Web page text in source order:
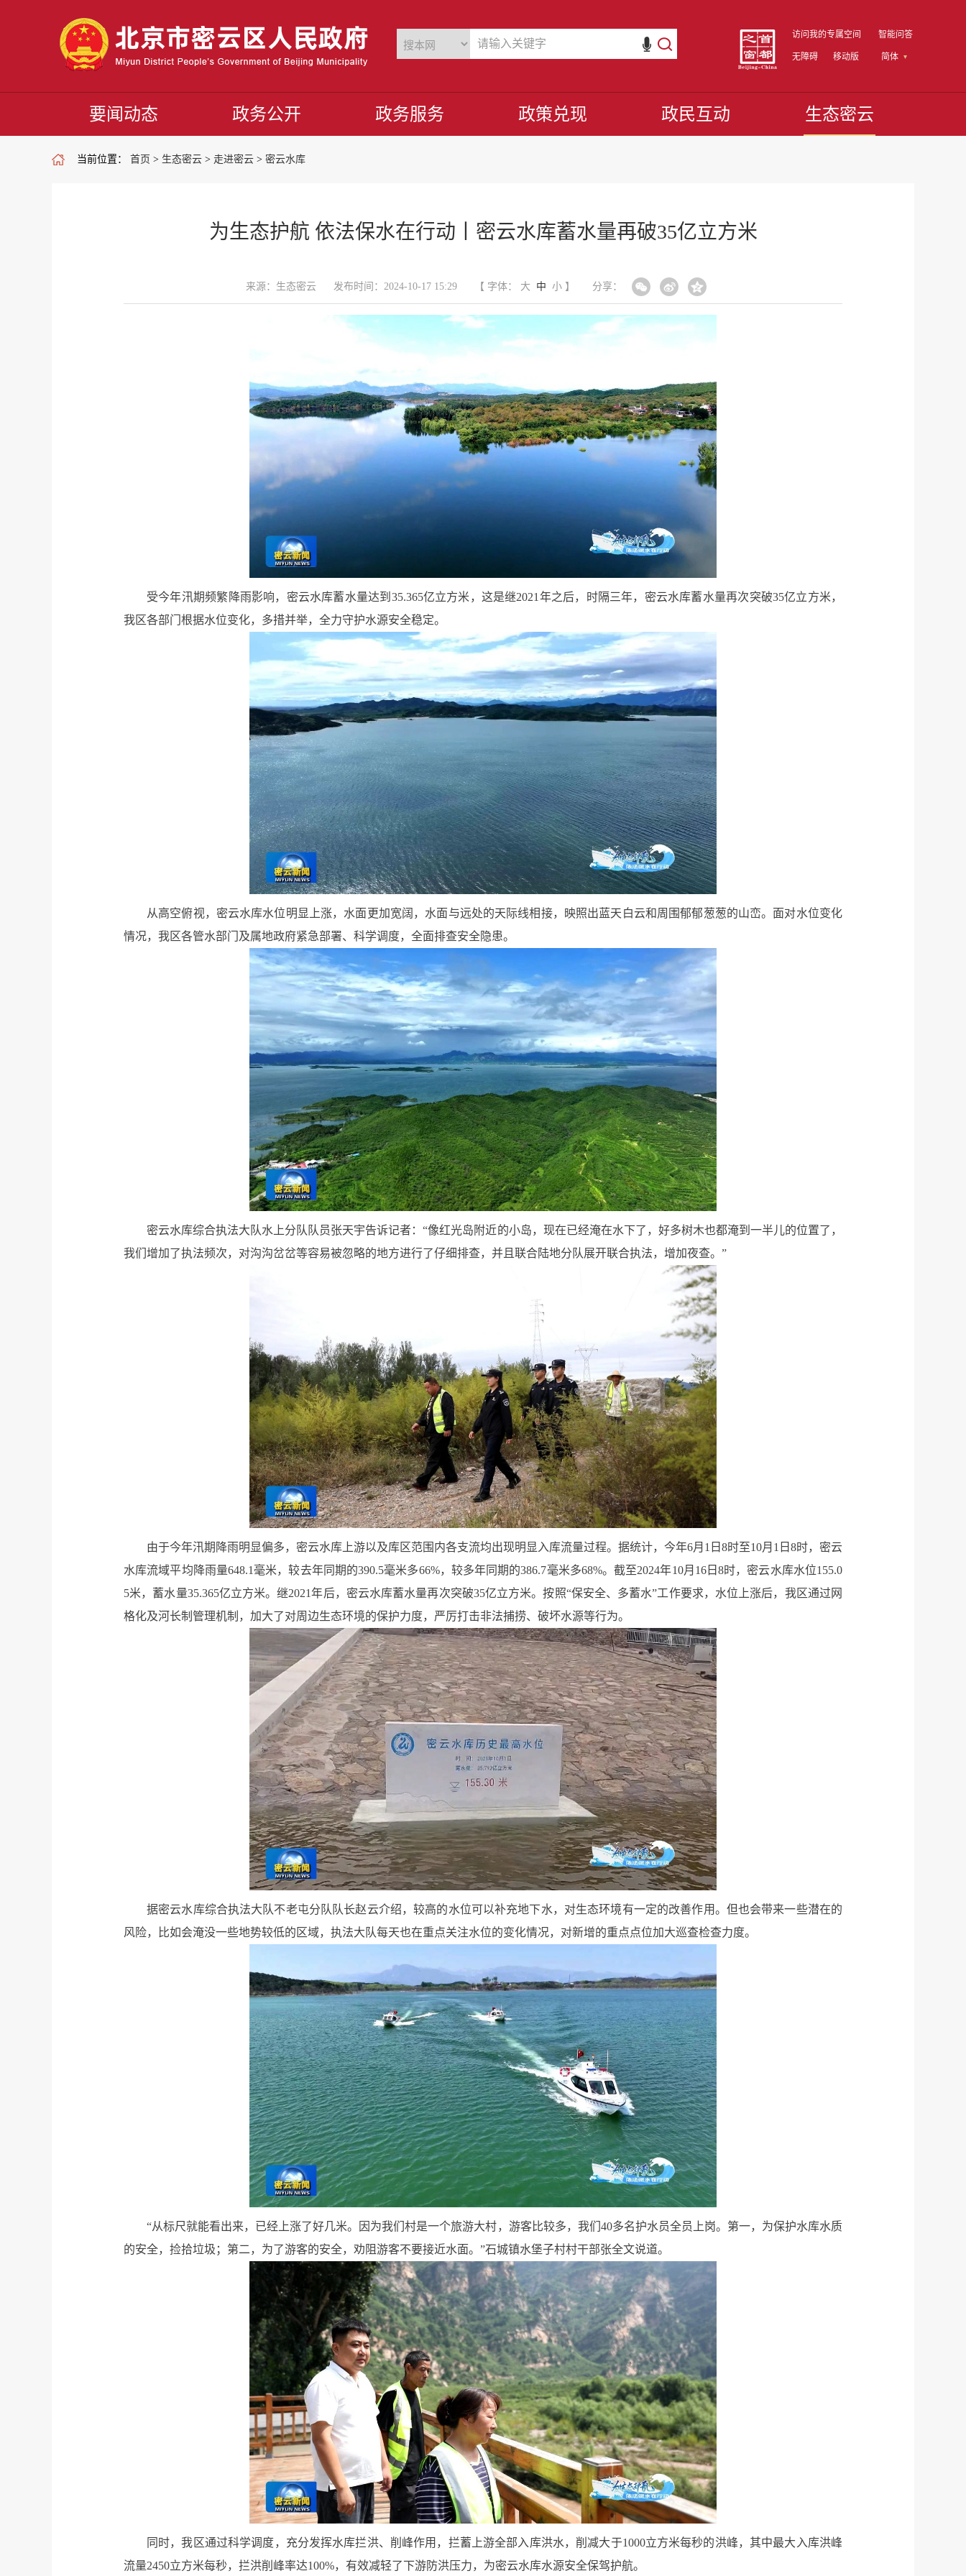
访问我的专属空间 智能问答
无障碍 移动版 简体
要闻动态 政务公开 政务服务 政策兑现 政民互动 生态密云
当前位置： 首页 > 生态密云 > 走进密云 > 密云水库
为生态护航 依法保水在行动丨密云水库蓄水量再破35亿立方米
来源：生态密云 发布时间：2024-10-17 15:29 【 字体： 大 中 小】 分享：
受今年汛期频繁降雨影响，密云水库蓄水量达到35.365亿立方米，这是继2021年之后，时隔三年，密云水库蓄水量再次突破35亿立方米，
我区各部门根据水位变化，多措并举，全力守护水源安全稳定。
从高空俯视，密云水库水位明显上涨，水面更加宽阔，水面与远处的天际线相接，映照出蓝天白云和周围郁郁葱葱的山峦。面对水位变化
情况，我区各管水部门及属地政府紧急部署、科学调度，全面排查安全隐患。
密云水库综合执法大队水上分队队员张天宇告诉记者：“像红光岛附近的小岛，现在已经淹在水下了，好多树木也都淹到一半儿的位置了，
我们增加了执法频次，对沟沟岔岔等容易被忽略的地方进行了仔细排查，并且联合陆地分队展开联合执法，增加夜查。”
由于今年汛期降雨明显偏多，密云水库上游以及库区范围内各支流均出现明显入库流量过程。据统计，今年6月1日8时至10月1日8时，密云
水库流域平均降雨量648.1毫米，较去年同期的390.5毫米多66%，较多年同期的386.7毫米多68%。截至2024年10月16日8时，密云水库水位155.0
5米，蓄水量35.365亿立方米。继2021年后，密云水库蓄水量再次突破35亿立方米。按照“保安全、多蓄水”工作要求，水位上涨后，我区通过网
格化及河长制管理机制，加大了对周边生态环境的保护力度，严厉打击非法捕捞、破坏水源等行为。
据密云水库综合执法大队不老屯分队队长赵云介绍，较高的水位可以补充地下水，对生态环境有一定的改善作用。但也会带来一些潜在的
风险，比如会淹没一些地势较低的区域，执法大队每天也在重点关注水位的变化情况，对新增的重点点位加大巡查检查力度。
“从标尺就能看出来，已经上涨了好几米。因为我们村是一个旅游大村，游客比较多，我们40多名护水员全员上岗。第一，为保护水库水质
的安全，捡拾垃圾；第二，为了游客的安全，劝阻游客不要接近水面。”石城镇水堡子村村干部张全文说道。
同时，我区通过科学调度，充分发挥水库拦洪、削峰作用，拦蓄上游全部入库洪水，削减大于1000立方米每秒的洪峰，其中最大入库洪峰
流量2450立方米每秒，拦洪削峰率达100%，有效减轻了下游防洪压力，为密云水库水源安全保驾护航。